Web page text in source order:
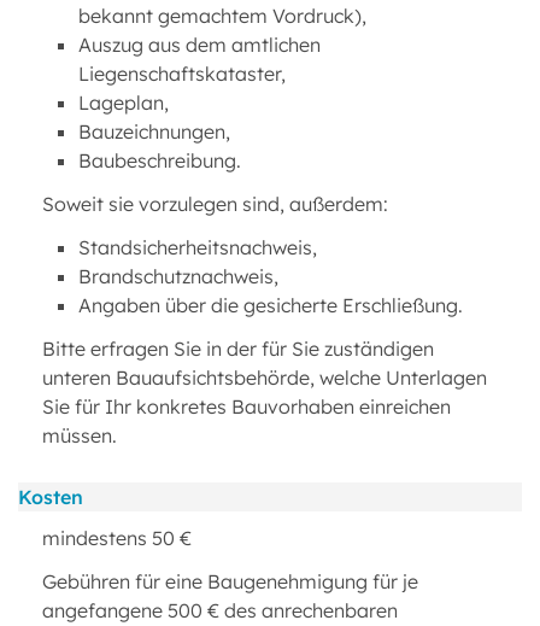
bekannt gemachtem Vordruck),
Auszug aus dem amtlichen
Liegenschaftskataster,
Lageplan,
Bauzeichnungen,
Baubeschreibung.
Soweit sie vorzulegen sind, außerdem:
Standsicherheitsnachweis,
Brandschutznachweis,
Angaben über die gesicherte Erschließung.
Bitte erfragen Sie in der für Sie zuständigen
unteren Bauaufsichtsbehörde, welche Unterlagen
Sie für Ihr konkretes Bauvorhaben einreichen
müssen.
Kosten
mindestens 50 €
Gebühren für eine Baugenehmigung für je
angefangene 500 € des anrechenbaren